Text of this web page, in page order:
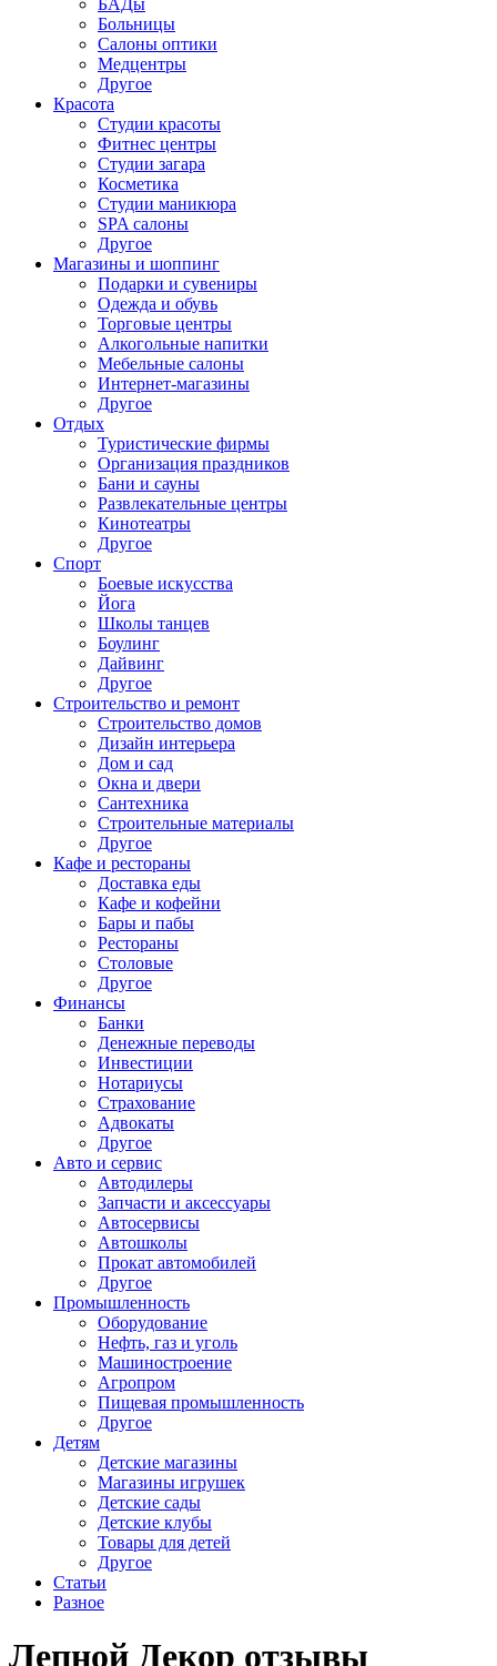
БАДы
Больницы
Салоны оптики
Медцентры
Другое
Красота
Студии красоты
Фитнес центры
Студии загара
Косметика
Студии маникюра
SPA салоны
Другое
Магазины и шоппинг
Подарки и сувениры
Одежда и обувь
Торговые центры
Алкогольные напитки
Мебельные салоны
Интернет-магазины
Другое
Отдых
Туристические фирмы
Организация праздников
Бани и сауны
Развлекательные центры
Кинотеатры
Другое
Спорт
Боевые искусства
Йога
Школы танцев
Боулинг
Дайвинг
Другое
Строительство и ремонт
Строительство домов
Дизайн интерьера
Дом и сад
Окна и двери
Сантехника
Строительные материалы
Другое
Кафе и рестораны
Доставка еды
Кафе и кофейни
Бары и пабы
Рестораны
Столовые
Другое
Финансы
Банки
Денежные переводы
Инвестиции
Нотариусы
Страхование
Адвокаты
Другое
Авто и сервис
Автодилеры
Запчасти и аксессуары
Автосервисы
Автошколы
Прокат автомобилей
Другое
Промышленность
Оборудование
Нефть, газ и уголь
Машиностроение
Агропром
Пищевая промышленность
Другое
Детям
Детские магазины
Магазины игрушек
Детские сады
Детские клубы
Товары для детей
Другое
Статьи
Разное
Лепной Декор отзывы